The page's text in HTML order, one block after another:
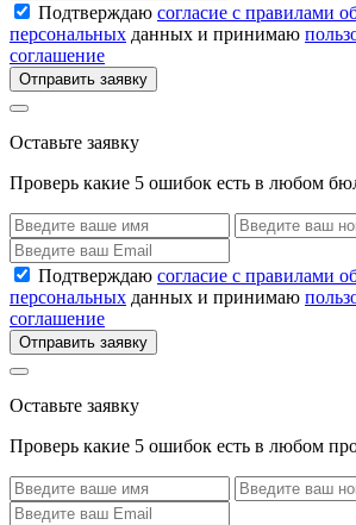
Подтверждаю согласие с правилами
персональных данных и принимаю
соглашение
Отправить заявку
Оставьте заявку
Проверь какие 5 ошибок есть в любом
Подтверждаю согласие с правилами
персональных данных и принимаю
соглашение
Отправить заявку
Оставьте заявку
Проверь какие 5 ошибок есть в любом